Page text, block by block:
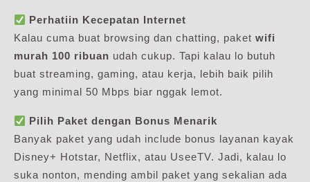
Perhatiin Kecepatan Internet
Kalau cuma buat browsing dan chatting, paket wifi
murah 100 ribuan udah cukup. Tapi kalau lo butuh
buat streaming, gaming, atau kerja, lebih baik pilih
yang minimal 50 Mbps biar nggak lemot.
Pilih Paket dengan Bonus Menarik
Banyak paket yang udah include bonus layanan kayak
Disney+ Hotstar, Netflix, atau UseeTV. Jadi, kalau lo
suka nonton, mending ambil paket yang sekalian ada